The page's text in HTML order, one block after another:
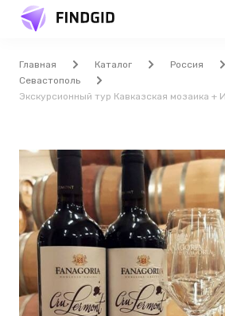
Главная Каталог
Россия
Севастополь
Экскурсионный тур Кавказская мозаика +